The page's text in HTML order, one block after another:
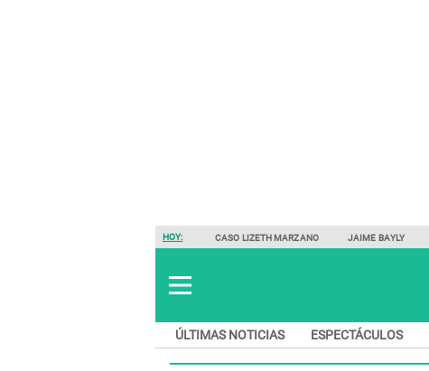
HOY: CASO LIZETH MARZANO JAIME BAYLY
ÚLTIMAS NOTICIAS ESPECTÁCULOS